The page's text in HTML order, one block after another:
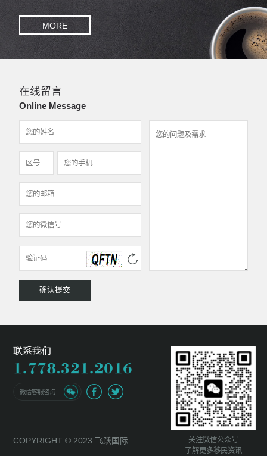
MORE
在线留言
Online Message
微信客服咨询
COPYRIGHT © 2023 飞跃国际
关注微信公众号
了解更多移民资讯